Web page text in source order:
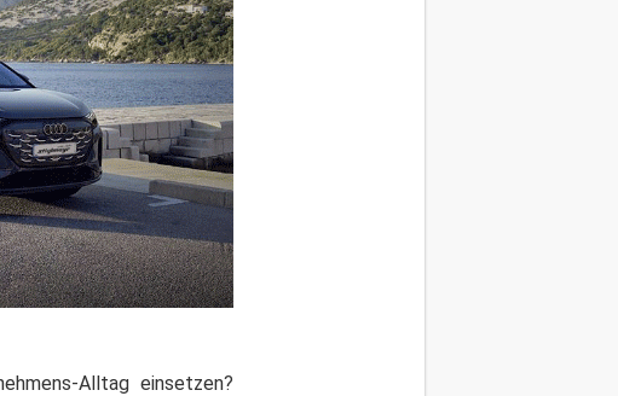
Alltag einsetzen?